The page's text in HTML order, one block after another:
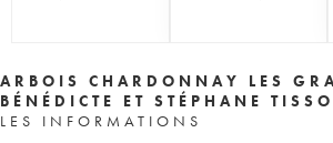
ARBOIS CHARDONNAY LES
BÉNÉDICTE ET STÉPHANE
LES INFORMATIONS